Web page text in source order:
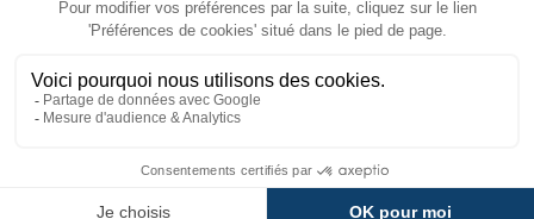
Modèle 235
Référence :
120364
Dimension :